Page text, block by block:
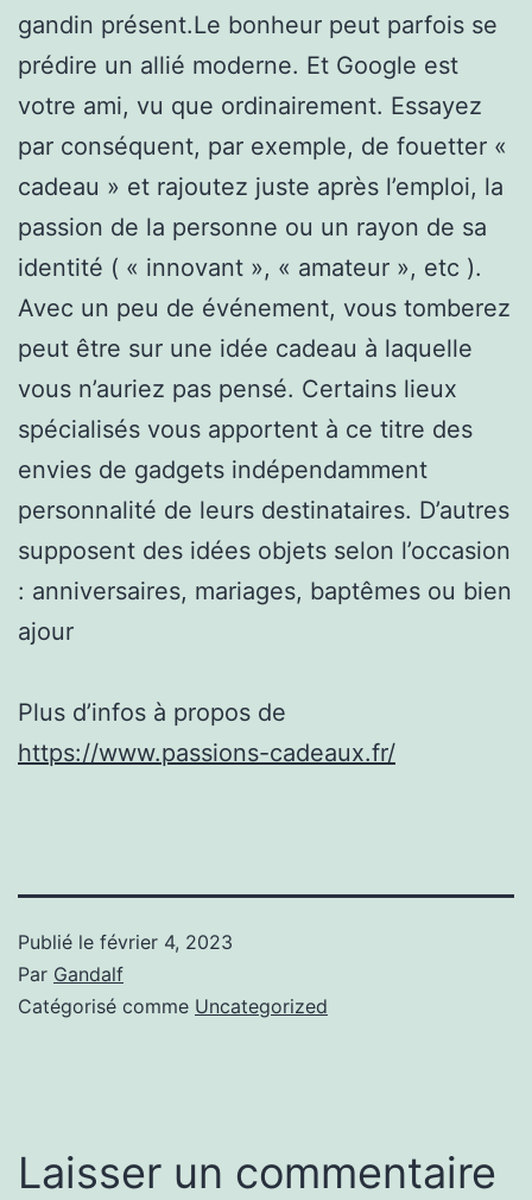
gandin présent.Le bonheur peut parfois se
prédire un allié moderne. Et Google est
votre ami, vu que ordinairement. Essayez
par conséquent, par exemple, de fouetter «
cadeau » et rajoutez juste après l’emploi, la
passion de la personne ou un rayon de sa
identité ( « innovant », « amateur », etc ).
Avec un peu de événement, vous tomberez
peut être sur une idée cadeau à laquelle
vous n’auriez pas pensé. Certains lieux
spécialisés vous apportent à ce titre des
envies de gadgets indépendamment
personnalité de leurs destinataires. D’autres
supposent des idées objets selon l’occasion
: anniversaires, mariages, baptêmes ou bien
ajour
Plus d’infos à propos de
https://www.passions-cadeaux.fr/
Publié le février 4, 2023
Par Gandalf
Catégorisé comme Uncategorized
Laisser un commentaire